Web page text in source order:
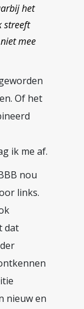
het
streeft
mee
Of het
ik me af.
nou
links.
dat
nieuw en